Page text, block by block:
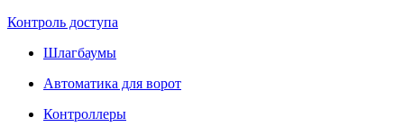
Контроль доступа
Шлагбаумы
Автоматика для ворот
Контроллеры